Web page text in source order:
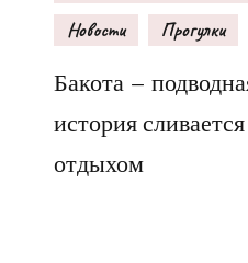
Новости
Прогулки
Бакота –
история
отдыхом